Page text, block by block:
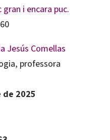
gran i encara puc.
Jesús Comellas
professora
de 2025